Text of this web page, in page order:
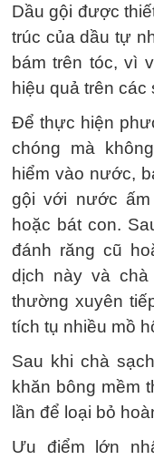
Dầu gội được
trúc của dầu tự
bám trên tóc, vì
hiệu quả trên
Để thực hiện
chóng mà
hiểm vào nước,
gội với nước
hoặc bát con.
đánh răng cũ
dịch này và
thường xuyên
tích tụ nhiều mồ
Sau khi chà
khăn bông mềm
lần để loại bỏ
Ưu điểm lớn